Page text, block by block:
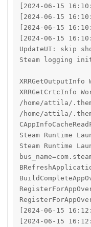
[2024-06-15
[2024-06-15
[2024-06-15
[2024-06-15
UpdateUI: skip
Steam logging
XRRGetCrtcInfo
/home/attila/
/home/attila/
Steam Runtime
Steam Runtime
[2024-06-15
[2024-06-15